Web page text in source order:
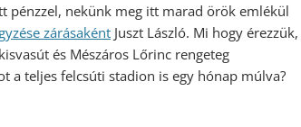
pénzzel, nekünk meg itt marad örök emlékül
zárásaként Juszt László. Mi hogy érezzük,
és Mészáros Lőrinc rengeteg
a teljes felcsúti stadion is egy hónap múlva?